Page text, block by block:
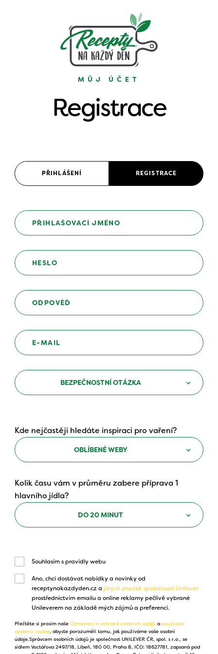
MŮJ ÚČET
Registrace
PŘIHLÁŠENÍ REGISTRACE
BEZPEČNOSTNÍ OTÁZKA
Kde nejčastěji hledáte inspiraci pro vaření?
OBLÍBENÉ WEBY
Kolik času vám v průměru zabere příprava 1
hlavního jídla?
DO 20 MINUT
Souhlasím s pravidly webu
Ano, chci dostávat nabídky a novinky od
receptynakazdyden.cz a jiných značek společnosti Unilever
prostřednictvím emailu a online reklamy pečlivě vybrané
Unileverem na základě mých zájmů a preferencí.
Přečtěte si prosím naše Oznámení o ochraně osobních údajů a používání
souborů cookie, abyste porozuměli tomu, jak používáme vaše osobní
údaje.Správcem osobních údajů je společnost UNILEVER ČR, spol. s r.o., se
sídlem Voctářova 2497/18, Libeň, 180 00, Praha 8, IČO: 18627781, zapsaná pod